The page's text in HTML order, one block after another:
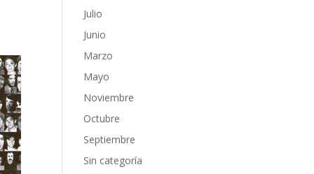
Julio
Junio
Marzo
Mayo
Noviembre
Octubre
Septiembre
Sin categoría